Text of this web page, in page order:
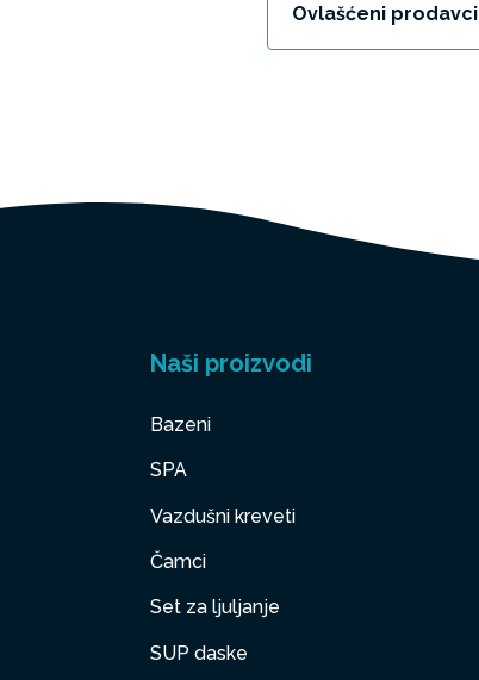
Ovlašćeni prodavci
Naši proizvodi
Bazeni
SPA
Vazdušni kreveti
Čamci
Set za ljuljanje
SUP daske